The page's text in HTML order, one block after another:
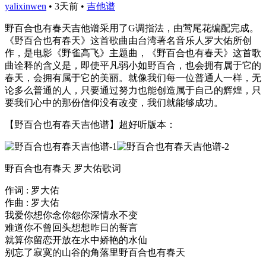
yalixinwen • 3天前 • 吉他谱
野百合也有春天吉他谱采用了G调指法，由莺尾花编配完成。
《野百合也有春天》这首歌曲由台湾著名音乐人罗大佑所创
作，是电影《野雀高飞》主题曲，《野百合也有春天》这首歌
曲诠释的含义是，即使平凡弱小如野百合，也会拥有属于它的
春天，会拥有属于它的美丽。就像我们每一位普通人一样，无
论多么普通的人，只要通过努力也能创造属于自己的辉煌，只
要我们心中的那份信仰没有改变，我们就能够成功。
【野百合也有春天吉他谱】超好听版本：
野百合也有春天 罗大佑歌词
作词 : 罗大佑
作曲 : 罗大佑
我爱你想你念你怨你深情永不变
难道你不曾回头想想昨日的誓言
就算你留恋开放在水中娇艳的水仙
别忘了寂寞的山谷的角落里野百合也有春天